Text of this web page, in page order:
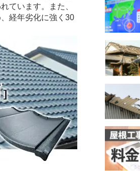
ています。また、
経年劣化に強く30